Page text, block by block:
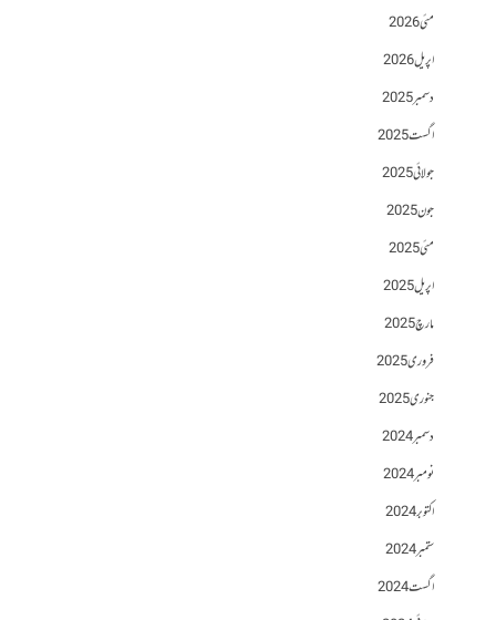
مئی 2026
اپریل 2026
دسمبر 2025
اگست 2025
جولائی 2025
جون 2025
مئی 2025
اپریل 2025
مارچ 2025
فروری 2025
جنوری 2025
دسمبر 2024
نومبر 2024
اکتوبر 2024
ستمبر 2024
اگست 2024